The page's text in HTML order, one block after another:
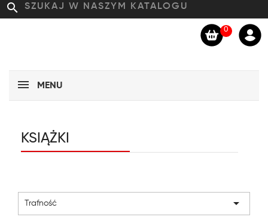
search
0
MENU
KSIĄŻKI
Trafność 